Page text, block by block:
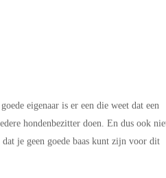
eigenaar is er een die weet dat een
hondenbezitter doen. En dus ook
je geen goede baas kunt zijn voor dit